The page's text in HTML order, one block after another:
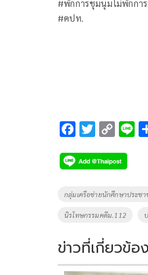
#พักการชุมนุมไม่พักกา
#คปท.
F
e
b
o
k
T
tt
er
C
p
y
Li
n
k
Li
Tags
กลุ่มเครือข่ายนักศึกษาประช
นิรโทษกรรมคดีม.112
ข่าวที่เกี่ยวข้อ